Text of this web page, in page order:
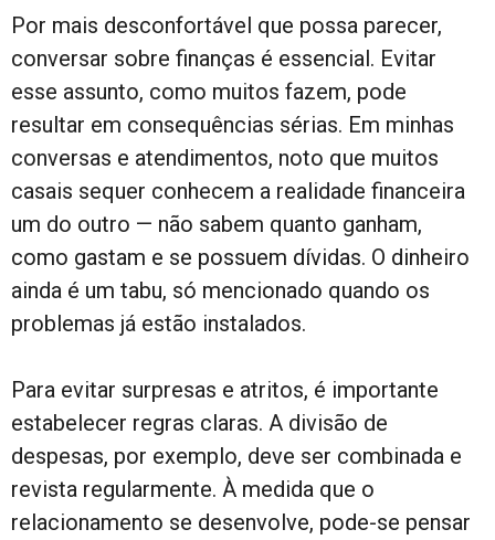
Por mais desconfortável que possa parecer,
conversar sobre finanças é essencial. Evitar
esse assunto, como muitos fazem, pode
resultar em consequências sérias. Em minhas
conversas e atendimentos, noto que muitos
casais sequer conhecem a realidade financeira
um do outro — não sabem quanto ganham,
como gastam e se possuem dívidas. O dinheiro
ainda é um tabu, só mencionado quando os
problemas já estão instalados.
Para evitar surpresas e atritos, é importante
estabelecer regras claras. A divisão de
despesas, por exemplo, deve ser combinada e
revista regularmente. À medida que o
relacionamento se desenvolve, pode-se pensar